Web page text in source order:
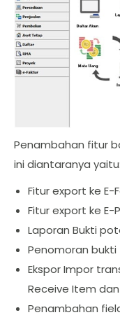
Penambahan fitur
ini diantaranya yaitu:
Fitur export ke E-
Fitur export ke E-
Laporan Bukti
Penomoran bukti
Ekspor Impor
Receive Item
Penambahan